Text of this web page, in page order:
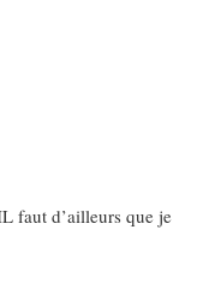
faut d’ailleurs que je